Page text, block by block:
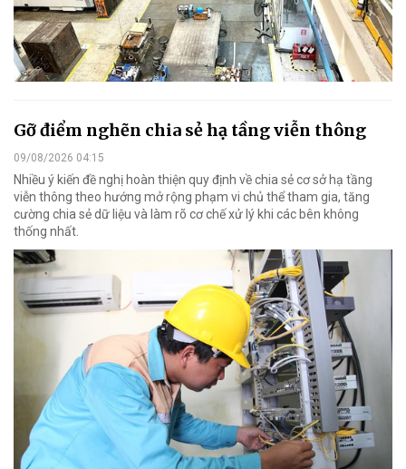
Gỡ điểm nghẽn chia sẻ hạ tầng viễn thông
09/08/2026 04:15
Nhiều ý kiến đề nghị hoàn thiện quy định về chia sẻ cơ sở hạ tầng
viễn thông theo hướng mở rộng phạm vi chủ thể tham gia, tăng
cường chia sẻ dữ liệu và làm rõ cơ chế xử lý khi các bên không
thống nhất.